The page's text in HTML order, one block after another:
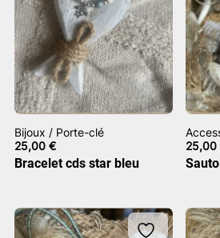
Bijoux / Porte-clé
25,00 €
Bracelet cds star bleu
25,00